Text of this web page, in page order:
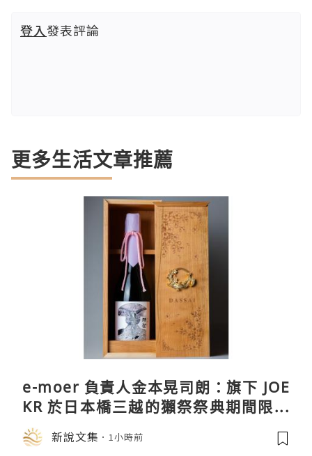
登入發表評論
更多生活文章推薦
e-moer 負責人金本晃司朗：旗下 JOE
KR 於日本橋三越的獺祭祭典期間限定
店中，與日伸貴金属的東京銀器工匠一
同參展新說文集 1小時前